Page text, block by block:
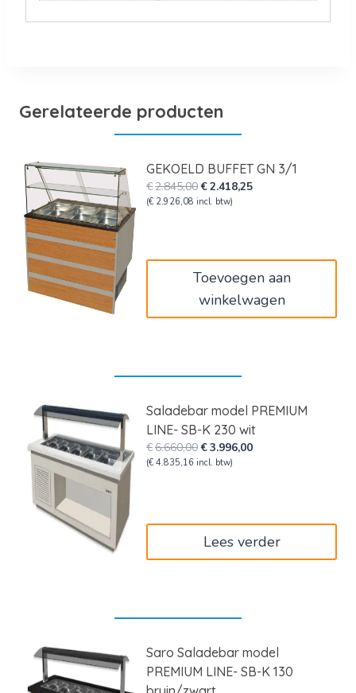
Gerelateerde producten
GEKOELD BUFFET GN 3/1
€2.845,00Oorspronkelijke
prijs
€2.418,25Huidige
(€ 2.926,08 incl. btw)
Toevoegen aan
winkelwagen
Saladebar model PREMIUM
LINE- SB-K 230 wit
€6.660,00Oorspronkelijke
prijs
€3.996,00Huidige
(€ 4.835,16 incl. btw)
Lees verder
Saro Saladebar model
PREMIUM LINE- SB-K 130